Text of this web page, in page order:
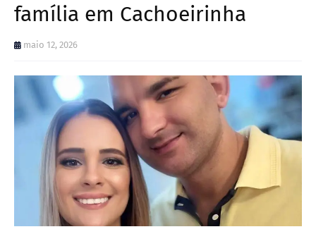
família em Cachoeirinha
maio 12, 2026